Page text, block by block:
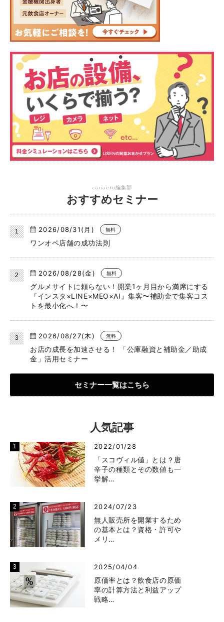
canaeru編集部
おすすめセミナー
2026/08/31(月) 無料
ワンオペ店舗の成功法則
2026/08/28(金) 無料
グルメサイトに頼らない！開業1ヶ月目から満席にする
『インスタ×LINE×MEO×AI』集客〜補助金で集客コス
トを最小化へ！〜
2026/08/27(木) 無料
お店の成長を加速させる！ 「公庫融資と補助金／助成
金」活用セミナー
セミナー一覧はこちら
人気記事
2022/01/28
「スコヴィル値」とは？唐
辛子の種類とその数値も一
挙解…
2024/07/23
無人販売所を開業するため
の基本とは？資格・許可や
メリ…
2025/04/04
原価率とは？飲食店の原価
率の計算方法と利益アップ
戦略…